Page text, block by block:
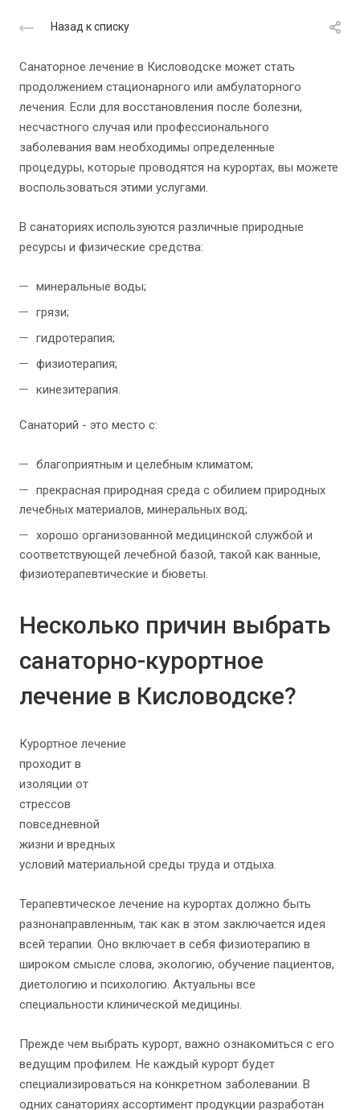
Назад к списку
Санаторное лечение в Кисловодске может стать
продолжением стационарного или амбулаторного
лечения. Если для восстановления после болезни,
несчастного случая или профессионального
заболевания вам необходимы определенные
процедуры, которые проводятся на курортах, вы можете
воспользоваться этими услугами.
В санаториях используются различные природные
ресурсы и физические средства:
минеральные воды;
грязи;
гидротерапия;
физиотерапия;
кинезитерапия.
Санаторий - это место с:
благоприятным и целебным климатом;
прекрасная природная среда с обилием природных
лечебных материалов, минеральных вод;
хорошо организованной медицинской службой и
соответствующей лечебной базой, такой как ванные,
физиотерапевтические и бюветы.
Несколько причин выбрать
санаторно-курортное
лечение в Кисловодске?
Курортное лечение
проходит в
изоляции от
стрессов
повседневной
жизни и вредных
условий материальной среды труда и отдыха.
Терапевтическое лечение на курортах должно быть
разнонаправленным, так как в этом заключается идея
всей терапии. Оно включает в себя физиотерапию в
широком смысле слова, экологию, обучение пациентов,
диетологию и психологию. Актуальны все
специальности клинической медицины.
Прежде чем выбрать курорт, важно ознакомиться с его
ведущим профилем. Не каждый курорт будет
специализироваться на конкретном заболевании. В
одних санаториях ассортимент продукции разработан